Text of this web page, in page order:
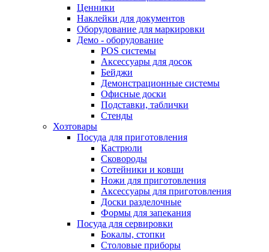
Ценники
Наклейки для документов
Оборудование для маркировки
Демо - оборудование
POS системы
Аксессуары для досок
Бейджи
Демонстрационные системы
Офисные доски
Подставки, таблички
Стенды
Хозтовары
Посуда для приготовления
Кастрюли
Сковороды
Сотейники и ковши
Ножи для приготовления
Аксессуары для приготовления
Доски разделочные
Формы для запекания
Посуда для сервировки
Бокалы, стопки
Столовые приборы